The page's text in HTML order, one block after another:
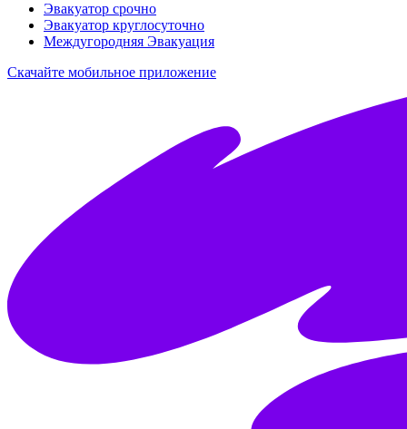
Эвакуатор срочно
Эвакуатор круглосуточно
Междугородняя Эвакуация
Скачайте мобильное приложение